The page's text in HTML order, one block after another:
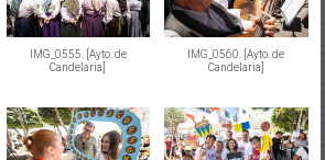
IMG_0555. [Ayto. de
Candelaria]
IMG_0560. [Ayto. de
Candelaria]